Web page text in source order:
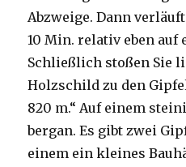
Abzweige. Dann
10 Min. relativ eben auf
Schließlich stoßen Sie
Holzschild zu den
820 m.“ Auf einem
bergan. Es gibt zwei
einem ein kleines